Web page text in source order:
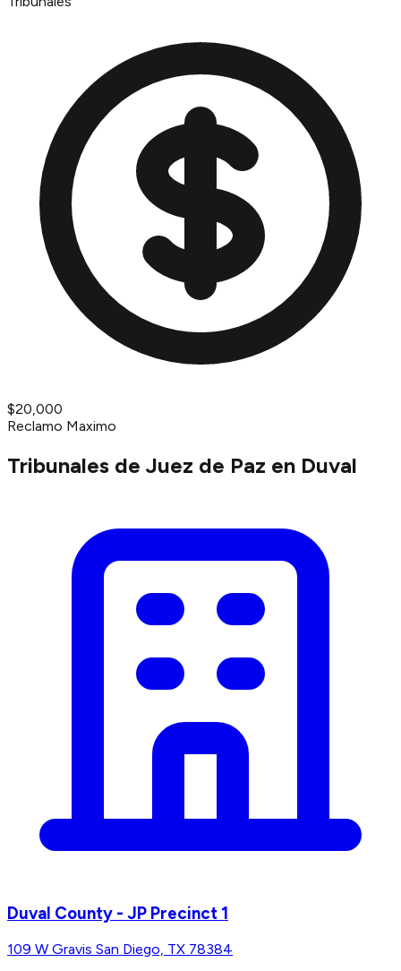
$20,000
Reclamo Maximo
Tribunales de Juez de Paz en Duval
Duval County - JP Precinct 1
109 W Gravis San Diego, TX 78384